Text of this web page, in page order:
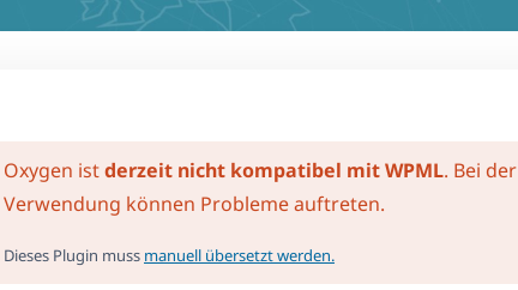
Oxygen istderzeit nicht kompatibel mit WPML. Bei der
Verwendung können Probleme auftreten.
Dieses Plugin muss manuell übersetzt werden.